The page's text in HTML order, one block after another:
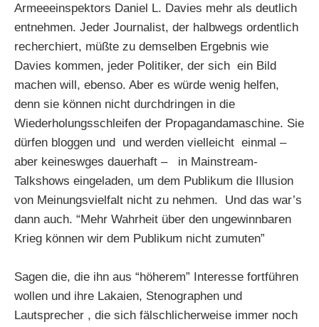
Armeeeinspektors Daniel L. Davies mehr als deutlich
entnehmen. Jeder Journalist, der halbwegs ordentlich
recherchiert, müßte zu demselben Ergebnis wie
Davies kommen, jeder Politiker, der sich ein Bild
machen will, ebenso. Aber es würde wenig helfen,
denn sie können nicht durchdringen in die
Wiederholungsschleifen der Propagandamaschine. Sie
dürfen bloggen und und werden vielleicht einmal –
aber keineswges dauerhaft – in Mainstream-
Talkshows eingeladen, um dem Publikum die Illusion
von Meinungsvielfalt nicht zu nehmen. Und das war’s
dann auch. “Mehr Wahrheit über den ungewinnbaren
Krieg können wir dem Publikum nicht zumuten”
Sagen die, die ihn aus “höherem” Interesse fortführen
wollen und ihre Lakaien, Stenographen und
Lautsprecher , die sich fälschlicherweise immer noch